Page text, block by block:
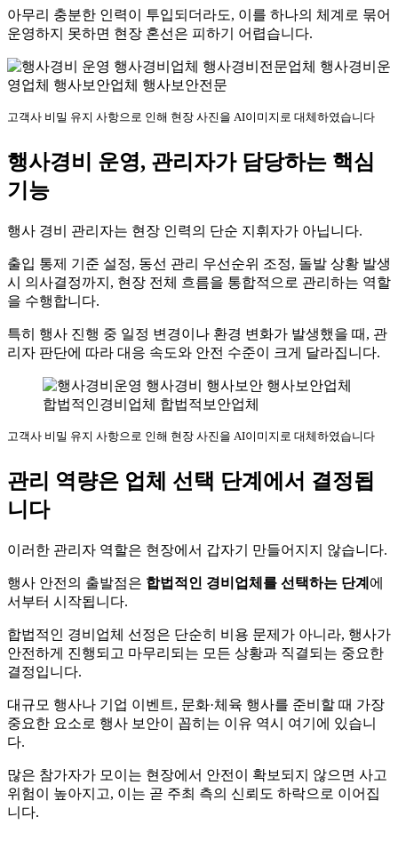
아무리 충분한 인력이 투입되더라도, 이를 하나의 체계로 묶어
운영하지 못하면 현장 혼선은 피하기 어렵습니다.
고객사 비밀 유지 사항으로 인해 현장 사진을 AI이미지로 대체하였습니다
행사경비 운영, 관리자가 담당하는 핵심
기능
행사 경비 관리자는 현장 인력의 단순 지휘자가 아닙니다.
출입 통제 기준 설정, 동선 관리 우선순위 조정, 돌발 상황 발생
시 의사결정까지, 현장 전체 흐름을 통합적으로 관리하는 역할
을 수행합니다.
특히 행사 진행 중 일정 변경이나 환경 변화가 발생했을 때, 관
리자 판단에 따라 대응 속도와 안전 수준이 크게 달라집니다.
고객사 비밀 유지 사항으로 인해 현장 사진을 AI이미지로 대체하였습니다
관리 역량은 업체 선택 단계에서 결정됩
니다
이러한 관리자 역할은 현장에서 갑자기 만들어지지 않습니다.
행사 안전의 출발점은 합법적인 경비업체를 선택하는 단계 에
서부터 시작됩니다.
합법적인 경비업체 선정은 단순히 비용 문제가 아니라, 행사가
안전하게 진행되고 마무리되는 모든 상황과 직결되는 중요한
결정입니다.
대규모 행사나 기업 이벤트, 문화·체육 행사를 준비할 때 가장
중요한 요소로 행사 보안이 꼽히는 이유 역시 여기에 있습니
다.
많은 참가자가 모이는 현장에서 안전이 확보되지 않으면 사고
위험이 높아지고, 이는 곧 주최 측의 신뢰도 하락으로 이어집
니다.